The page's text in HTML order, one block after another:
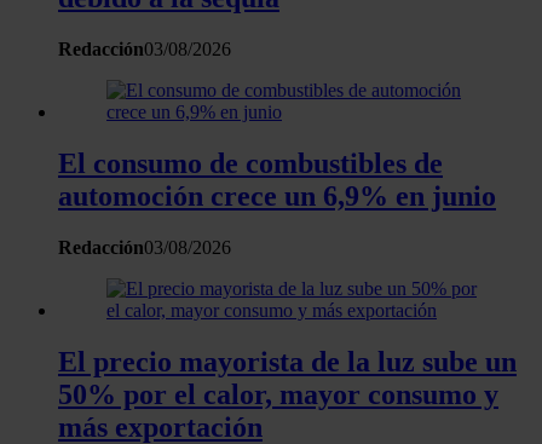
información sobre el uso que haga del sitio web con
que les haya proporcionado o que hayan recopilado a
partir del uso que haya hecho de sus servicios.
Redacción03/08/2026
El consumo de combustibles de
automoción crece un 6,9% en junio
Redacción03/08/2026
El precio mayorista de la luz sube un
50% por el calor, mayor consumo y
más exportación